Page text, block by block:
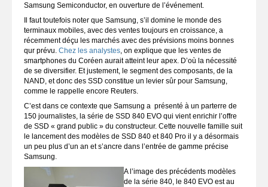
Samsung Semiconductor, en ouverture de l’événement.
Il faut toutefois noter que Samsung, s’il domine le monde des
terminaux mobiles, avec des ventes toujours en croissance, a
récemment déçu les marchés avec des prévisions moins bonnes
qur prévu. Chez les analystes, on explique que les ventes de
smartphones du Coréen aurait atteint leur apex. D’où la nécessité
de se diversifier. Et justement, le segment des composants, de la
NAND, et donc des SSD constitue un levier sûr pour Samsung,
comme le rappelle encore Reuters.
C’est dans ce contexte que Samsung a présenté à un parterre de
150 journalistes, la série de SSD 840 EVO qui vient enrichir l’offre
de SSD « grand public » du constructeur. Cette nouvelle famille suit
le lancement des modèles de SSD 840 et 840 Pro il y a désormais
un peu plus d’un an et s’ancre dans l’entrée de gamme précise
Samsung.
A l’image des précédents modèles
de la série 840, le 840 EVO est au